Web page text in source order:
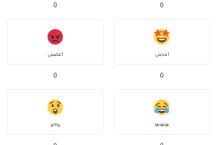
0
0
أعجبني
0
أغضبني
0
هاهاها واااو